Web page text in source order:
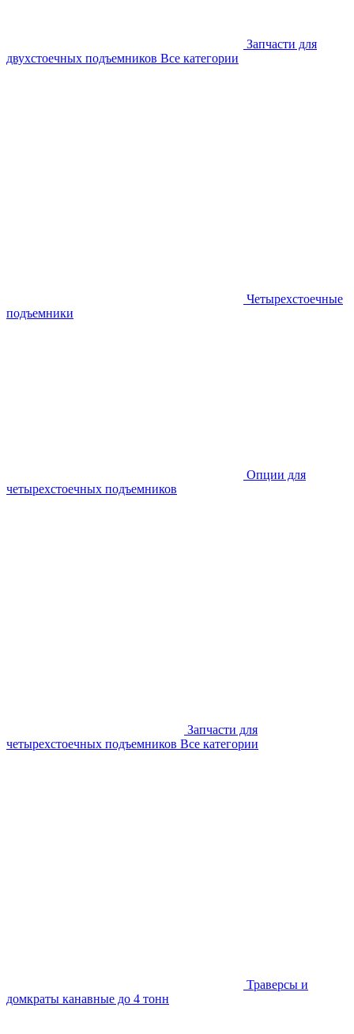
Запчасти для
двухстоечных подъемников Все категории
Четырехстоечные
подъемники
Опции для
четырехстоечных подъемников
Запчасти для
четырехстоечных подъемников Все категории
Траверсы и
домкраты канавные до 4 тонн